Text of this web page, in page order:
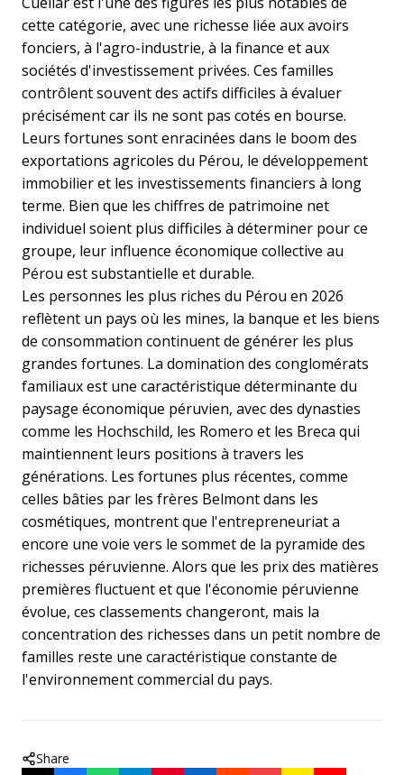
cette catégorie, avec une richesse liée aux avoirs
fonciers, à l'agro-industrie, à la finance et aux
sociétés d'investissement privées. Ces familles
contrôlent souvent des actifs difficiles à évaluer
précisément car ils ne sont pas cotés en bourse.
Leurs fortunes sont enracinées dans le boom des
exportations agricoles du Pérou, le développement
immobilier et les investissements financiers à long
terme. Bien que les chiffres de patrimoine net
individuel soient plus difficiles à déterminer pour ce
groupe, leur influence économique collective au
Pérou est substantielle et durable.
Les personnes les plus riches du Pérou en 2026
reflètent un pays où les mines, la banque et les biens
de consommation continuent de générer les plus
grandes fortunes. La domination des conglomérats
familiaux est une caractéristique déterminante du
paysage économique péruvien, avec des dynasties
comme les Hochschild, les Romero et les Breca qui
maintiennent leurs positions à travers les
générations. Les fortunes plus récentes, comme
celles bâties par les frères Belmont dans les
cosmétiques, montrent que l'entrepreneuriat a
encore une voie vers le sommet de la pyramide des
richesses péruvienne. Alors que les prix des matières
premières fluctuent et que l'économie péruvienne
évolue, ces classements changeront, mais la
concentration des richesses dans un petit nombre de
familles reste une caractéristique constante de
l'environnement commercial du pays.
Share